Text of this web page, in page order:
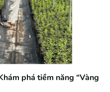
phá tiềm năng “Vàng